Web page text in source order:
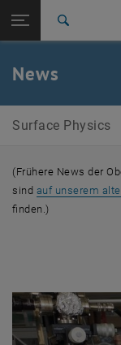
TU Login
Quicklinks
Quicklinks-Menü
Zur 1. Menü Ebene
Surface Physics
Zurück zur letzten
News
News
Surface Physics
(Frühere News der
sind auf unserem
finden.)